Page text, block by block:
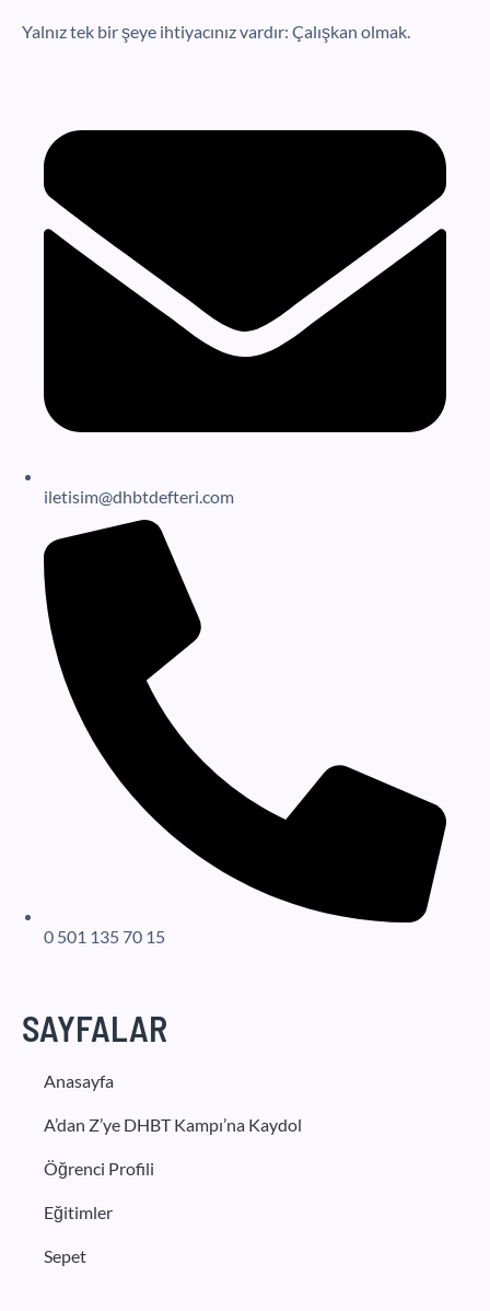
Yalnız tek bir şeye ihtiyacınız vardır: Çalışkan olmak.
iletisim@dhbtdefteri.com
0 501 135 70 15
SAYFALAR
Anasayfa
A’dan Z’ye DHBT Kampı’na Kaydol
Öğrenci Profili
Eğitimler
Sepet